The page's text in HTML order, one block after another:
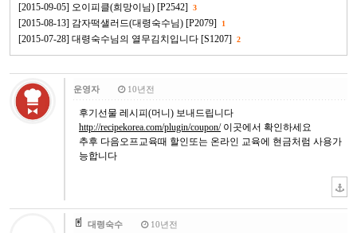
[2015-09-05] 오이피클(희망이님) [P2542] 3
[2015-08-13] 감자떡샐러드(대령숙수님) [P2079] 1
[2015-07-28] 대령숙수님의 열무김치입니다 [S1207] 2
운영자 10년전
후기선물 레시피(머니) 보내드립니다
http://recipekorea.com/plugin/coupon/이곳에서 확인하세요
추후 다음오프교육때 할인또는 온라인 교육에 현금처럼 사용가
능합니다
대령숙수 10년전